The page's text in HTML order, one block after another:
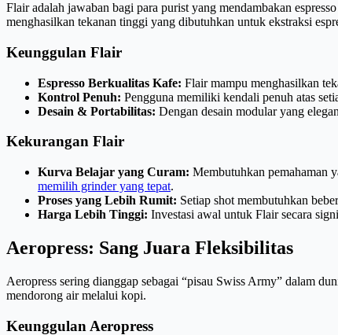
Flair adalah jawaban bagi para purist yang mendambakan
menghasilkan tekanan tinggi yang dibutuhkan untuk ekstraksi
Keunggulan Flair
Espresso Berkualitas Kafe: Flair mampu menghasilkan
Kontrol Penuh: Pengguna memiliki kendali penuh atas
Desain & Portabilitas: Dengan desain modular yang
Kekurangan Flair
Kurva Belajar yang Curam: Membutuhkan pemahaman
memilih grinder yang tepat.
Proses yang Lebih Rumit: Setiap shot membutuhkan
Harga Lebih Tinggi: Investasi awal untuk Flair secara
Aeropress: Sang Juara Fleksibilitas
Aeropress sering dianggap sebagai “pisau Swiss Army” dalam
mendorong air melalui kopi.
Keunggulan Aeropress